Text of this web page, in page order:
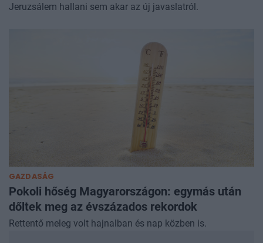
Jeruzsálem hallani sem akar az új javaslatról.
GAZDASÁG
Pokoli hőség Magyarországon: egymás után
dőltek meg az évszázados rekordok
Rettentő meleg volt hajnalban és nap közben is.